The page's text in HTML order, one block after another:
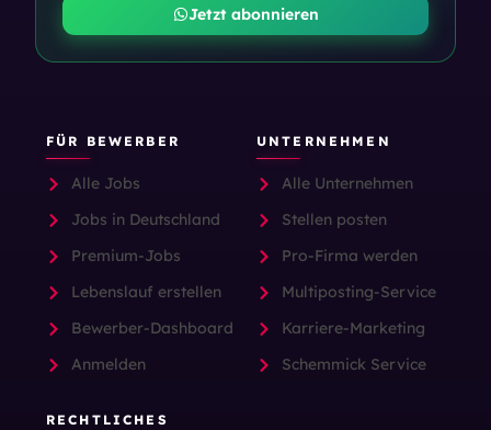
Jetzt abonnieren
FÜR BEWERBER
Alle Jobs
Jobs in Deutschland
Premium-Jobs
Lebenslauf erstellen
Bewerber-Dashboard
Anmelden
UNTERNEHMEN
Alle Unternehmen
Stellen posten
Pro-Firma werden
Multiposting-Service
Karriere-Marketing
Schemmick Service
RECHTLICHES